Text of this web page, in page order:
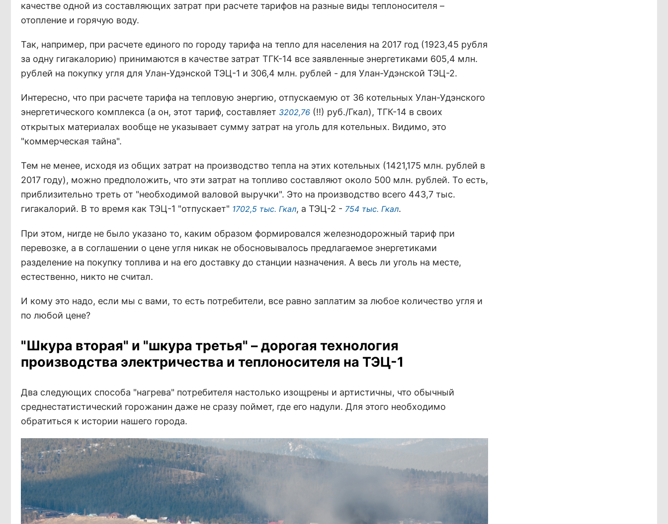
качестве одной из составляющих затрат при расчете тарифов на разные виды теплоносителя –
отопление и горячую воду.
Так, например, при расчете единого по городу тарифа на тепло для населения на 2017 год (1923,45 рубля
за одну гигакалорию) принимаются в качестве затрат ТГК-14 все заявленные энергетиками 605,4 млн.
рублей на покупку угля для Улан-Удэнской ТЭЦ-1 и 306,4 млн. рублей - для Улан-Удэнской ТЭЦ-2.
Интересно, что при расчете тарифа на тепловую энергию, отпускаемую от 36 котельных Улан-Удэнского
энергетического комплекса (а он, этот тариф, составляет 3202,76 (!!) руб./Гкал), ТГК-14 в своих
открытых материалах вообще не указывает сумму затрат на уголь для котельных. Видимо, это
"коммерческая тайна".
Тем не менее, исходя из общих затрат на производство тепла на этих котельных (1421,175 млн. рублей в
2017 году), можно предположить, что эти затрат на топливо составляют около 500 млн. рублей. То есть,
приблизительно треть от "необходимой валовой выручки". Это на производство всего 443,7 тыс.
гигакалорий. В то время как ТЭЦ-1 "отпускает" 1702,5 тыс. Гкал, а ТЭЦ-2 - 754 тыс. Гкал.
При этом, нигде не было указано то, каким образом формировался железнодорожный тариф при
перевозке, а в соглашении о цене угля никак не обосновывалось предлагаемое энергетиками
разделение на покупку топлива и на его доставку до станции назначения. А весь ли уголь на месте,
естественно, никто не считал.
И кому это надо, если мы с вами, то есть потребители, все равно заплатим за любое количество угля и
по любой цене?
"Шкура вторая" и "шкура третья" – дорогая технология
производства электричества и теплоносителя на ТЭЦ-1
Два следующих способа "нагрева" потребителя настолько изощрены и артистичны, что обычный
среднестатистический горожанин даже не сразу поймет, где его надули. Для этого необходимо
обратиться к истории нашего города.